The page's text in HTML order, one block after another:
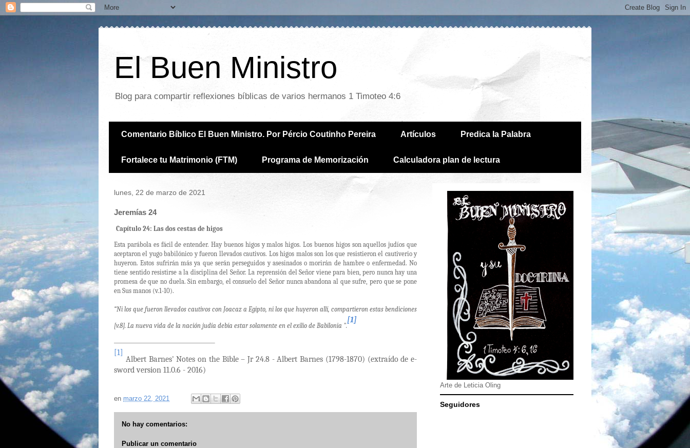
El Buen Ministro
Blog para compartir reflexiones bíblicas de varios hermanos 1 Timoteo 4:6
Comentario Bíblico El Buen Ministro. Por Pércio Coutinho Pereira Artículos Predica la Palabra
Fortalece tu Matrimonio (FTM) Programa de Memorización Calculadora plan de lectura
lunes, 22 de marzo de 2021
Jeremías 24
Capítulo 24: Las dos cestas de higos
Esta parábola es fácil de entender. Hay buenos higos y malos higos. Los buenos higos son aquellos judíos que
aceptaron el yugo babilónico y fueron llevados cautivos. Los higos malos son los que resistieron el cautiverio y
huyeron. Estos sufrirán más ya que serán perseguidos y asesinados o morirán de hambre o enfermedad. No
tiene sentido resistirse a la disciplina del Señor. La reprensión del Señor viene para bien, pero nunca hay una
promesa de que no duela. Sin embargo, el consuelo del Señor nunca abandona al que sufre, pero que se pone
en Sus manos (v.1-10).
“Ni los que fueron llevados cautivos con Joacaz a Egipto, ni los que huyeron allí, compartieron estas bendiciones
[v.8]. La nueva vida de la nación judía debía estar solamente en el exilio de Babilonia ".
[1]
[1]
Albert Barnes' Notes on the Bible – Jr 24.8 - Albert Barnes (1798-1870) (extraído de e-
sword version 11.0.6 - 2016)
en marzo 22, 2021
No hay comentarios:
Publicar un comentario
Arte de Leticia Oling
Seguidores